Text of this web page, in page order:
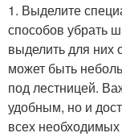
1. Выделите
способов убрать
выделить для них
может быть
под лестницей.
удобным, но и
всех